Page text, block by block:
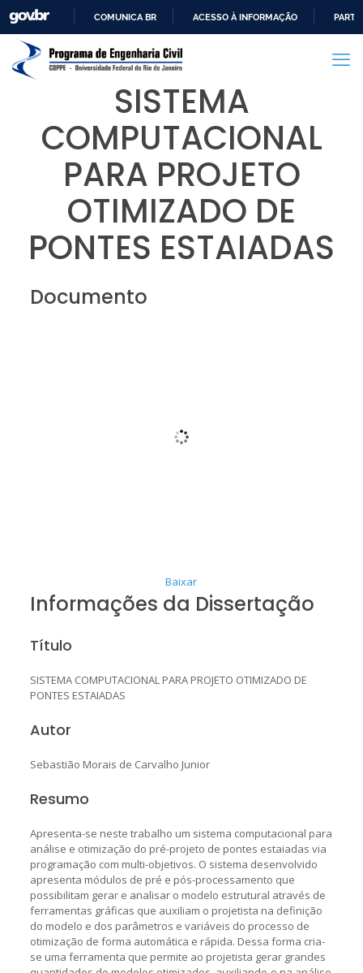
PARA
CONTEÚDO
COMUNICA BR ACESSO À INFORMAÇÃO
SISTEMA
COMPUTACIONAL
PARA PROJETO
OTIMIZADO DE
PONTES ESTAIADAS
Documento
Baixar
Informações da Dissertação
Título
SISTEMA COMPUTACIONAL PARA PROJETO OTIMIZADO DE
PONTES ESTAIADAS
Autor
Sebastião Morais de Carvalho Junior
Resumo
Apresenta-se neste trabalho um sistema computacional para
análise e otimização do pré-projeto de pontes estaiadas via
programação com multi-objetivos. O sistema desenvolvido
apresenta módulos de pré e pós-processamento que
possibilitam gerar e analisar o modelo estrutural através de
ferramentas gráficas que auxiliam o projetista na definição
do modelo e dos parâmetros e variáveis do processo de
otimização de forma automática e rápida. Dessa forma cria-
se uma ferramenta que permite ao projetista gerar grandes